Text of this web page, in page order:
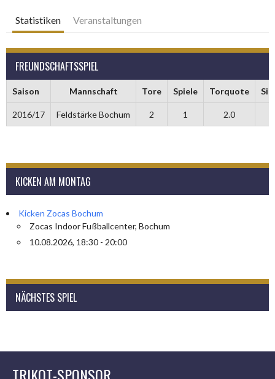
Statistiken Veranstaltungen
FREUNDSCHAFTSSPIEL
Saison Mannschaft Tore Spiele Torquote
2016/17 Feldstärke Bochum 2 1 2.0
KICKEN AM MONTAG
Kicken Zocas Bochum
Zocas Indoor Fußballcenter, Bochum
10.08.2026, 18:30 - 20:00
NÄCHSTES SPIEL